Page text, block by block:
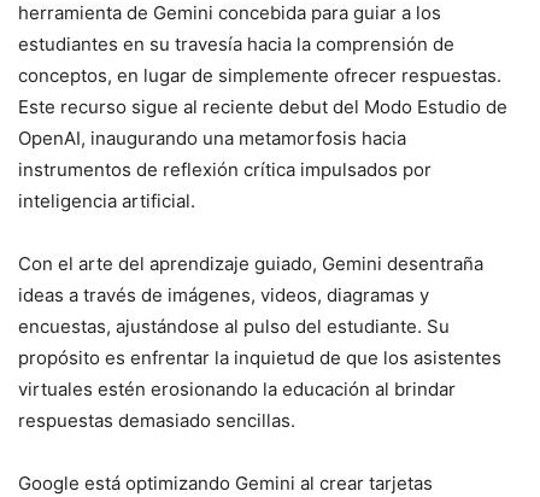
herramienta de Gemini concebida para guiar a los
estudiantes en su travesía hacia la comprensión de
conceptos, en lugar de simplemente ofrecer respuestas.
Este recurso sigue al reciente debut del Modo Estudio de
OpenAI, inaugurando una metamorfosis hacia
instrumentos de reflexión crítica impulsados por
inteligencia artificial.
Con el arte del aprendizaje guiado, Gemini desentraña
ideas a través de imágenes, videos, diagramas y
encuestas, ajustándose al pulso del estudiante. Su
propósito es enfrentar la inquietud de que los asistentes
virtuales estén erosionando la educación al brindar
respuestas demasiado sencillas.
Google está optimizando Gemini al crear tarjetas